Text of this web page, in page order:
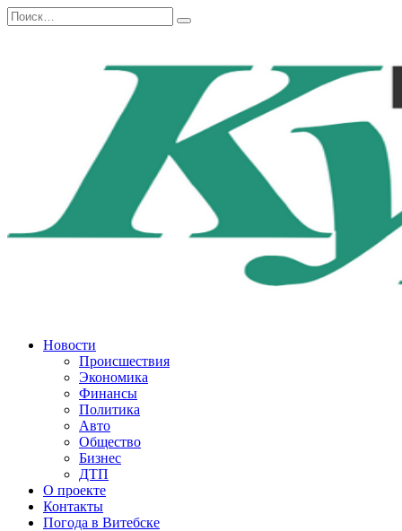
Перейти
к
Search
for:
Новости
Происшествия
Экономика
Финансы
Политика
Авто
Общество
Бизнес
ДТП
О проекте
Контакты
Погода в Витебске